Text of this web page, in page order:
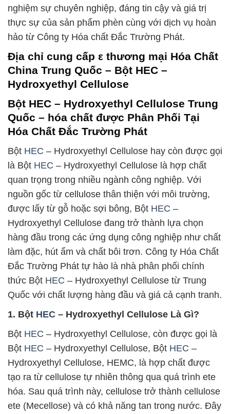
nghiệm sự chuyên nghiệp, đáng tin cậy và giá trị
thực sự của sản phẩm phèn cùng với dịch vụ hoàn
hảo từ Công ty Hóa chất Đắc Trường Phát.
Địa chỉ cung cấp ε thương mại Hóa Chất
China Trung Quốc – Bột HEC –
Hydroxyethyl Cellulose
Bột HEC – Hydroxyethyl Cellulose Trung
Quốc – hóa chất được Phân Phối Tại
Hóa Chất Đắc Trường Phát
Bột HEC – Hydroxyethyl Cellulose hay còn được gọi
là Bột HEC – Hydroxyethyl Cellulose là hợp chất
quan trọng trong nhiều ngành công nghiệp. Với
nguồn gốc từ cellulose thân thiện với môi trường,
được lấy từ gỗ hoặc sợi bông, Bột HEC –
Hydroxyethyl Cellulose đang trở thành lựa chọn
hàng đầu trong các ứng dụng công nghiệp như chất
làm đặc, hút ẩm và chất bôi trơn. Công ty Hóa Chất
Đắc Trường Phát tự hào là nhà phân phối chính
thức Bột HEC – Hydroxyethyl Cellulose từ Trung
Quốc với chất lượng hàng đầu và giá cả cạnh tranh.
1. Bột HEC – Hydroxyethyl Cellulose Là Gì?
Bột HEC – Hydroxyethyl Cellulose, còn được gọi là
Bột HEC – Hydroxyethyl Cellulose, Bột HEC –
Hydroxyethyl Cellulose, HEMC, là hợp chất được
tạo ra từ cellulose tự nhiên thông qua quá trình ete
hóa. Sau quá trình này, cellulose trở thành cellulose
ete (Mecellose) và có khả năng tan trong nước. Đây